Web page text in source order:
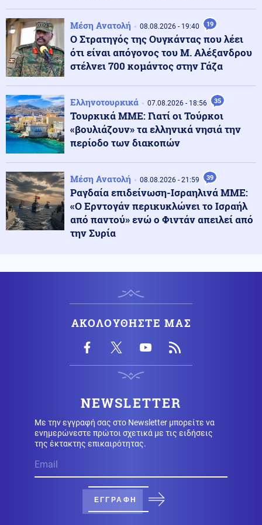
μελτέμια
Οικονομία 09.08.2026 - 09:18
Μειωμένη Σύνταξη: Όσα πρέπει να γνωρίζετε – Τα
«κλειδιά» για την τελική επιλογή
Κόσμος 09.08.2026 - 09:11
Το σπίτι του τρόμου στο Άινταχο: Η νύχτα που 4
φοιτητές δολοφονήθηκαν μέσα σε λίγα λεπτά
Κοινωνία 09.08.2026 - 09:08
Κορυφώνεται η έξοδος του Αυγούστου: Γεμάτα πλοία
και ΚΤΕΛ
Κοινωνία 09.08.2026 - 09:05
09.08.2026 - 08:54
αντιπολίτευσης πέταξε αυγά στον πρωθυπουργό
Θετικές οι συνομιλίες με το Ιράν για τα Στενά του
Κόσμος 09.08.2026 - 08:50
Γερμανία: Μη επανδρωμένα αεροσκάφη εθεάθησαν
πάνω από στρατιωτική βάση
09.08.2026 - 08:45
Εκτός ελέγχου η πυρκαγιά στον Καναδά, χιλιάδες
εκκενώσεις (βίντεο)
Μέση Ανατολή 08.08.2026 - 19:40 19
Ο Στρατηγός της Ουγκάντας που λέει
ότι είναι απόγονος του Μ. Αλέξανδρου
στέλνει 700 κομάντος στην Γάζα
Ελληνοτουρκικά 07.08.2026 - 18:56 35
Τουρκικά ΜΜΕ: Γιατί οι Τούρκοι
«βουλιάζουν» τα ελληνικά νησιά την
περίοδο των διακοπών
Μέση Ανατολή 08.08.2026 - 21:59 39
Ραγδαία επιδείνωση-Ισραηλινά ΜΜΕ:
«Ο Ερντογάν περικυκλώνει το Ισραήλ
από παντού» ενώ ο Φιντάν απειλεί από
την Συρία
ΑΚΟΛΟΥΘΗΣΤΕ ΜΑΣ
NEWSLETTER
Με την εγγραφή σας στο Newsletter μπορείτε να
ενημερώνεστε πρώτοι σχετικά με τις ειδήσεις
της έκτακτης επικαιρότητας.
ΕΓΓΡΑΦΗ